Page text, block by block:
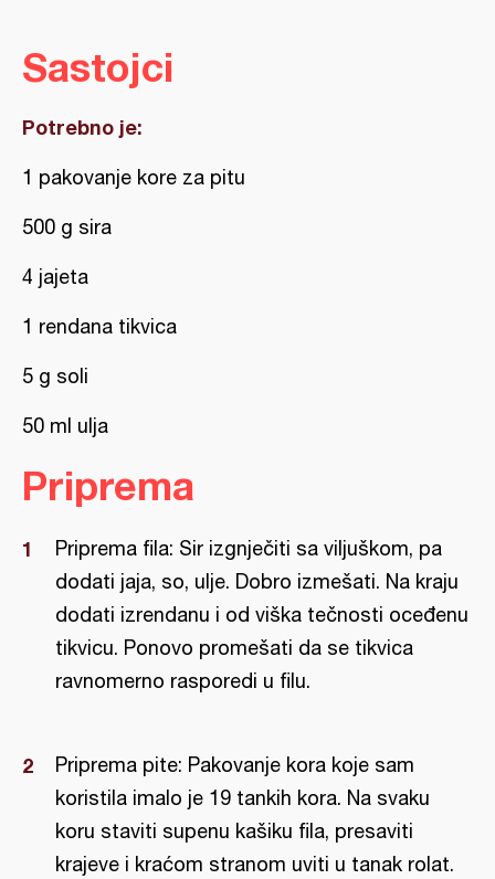
Sastojci
Potrebno je:
1 pakovanje kore za pitu
500 g sira
4 jajeta
1 rendana tikvica
5 g soli
50 ml ulja
Priprema
Priprema fila: Sir izgnječiti sa viljuškom, pa
dodati jaja, so, ulje. Dobro izmešati. Na kraju
dodati izrendanu i od viška tečnosti oceđenu
tikvicu. Ponovo promešati da se tikvica
ravnomerno rasporedi u filu.
Priprema pite: Pakovanje kora koje sam
koristila imalo je 19 tankih kora. Na svaku
koru staviti supenu kašiku fila, presaviti
krajeve i kraćom stranom uviti u tanak rolat.